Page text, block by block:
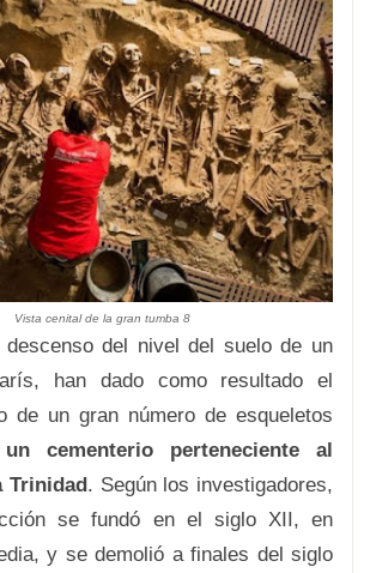
Vista cenital de la gran tumba 8
del nivel del suelo de un
han dado como resultado el
de un gran número de esqueletos
un cementerio perteneciente al
Trinidad. Según los investigadores,
se fundó en el siglo XII, en
y se demolió a finales del siglo